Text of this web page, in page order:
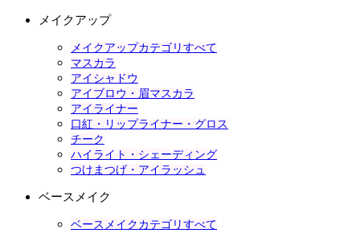
メイクアップ
メイクアップカテゴリすべて
マスカラ
アイシャドウ
アイブロウ・眉マスカラ
アイライナー
口紅・リップライナー・グロス
チーク
ハイライト・シェーディング
つけまつげ・アイラッシュ
ベースメイク
ベースメイクカテゴリすべて